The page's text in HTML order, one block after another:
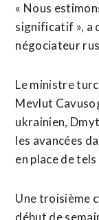
« Nous
significatif », a
négociateur
Le ministre
Mevlut
ukrainien,
les avancées
en place de
Une troisième
début de